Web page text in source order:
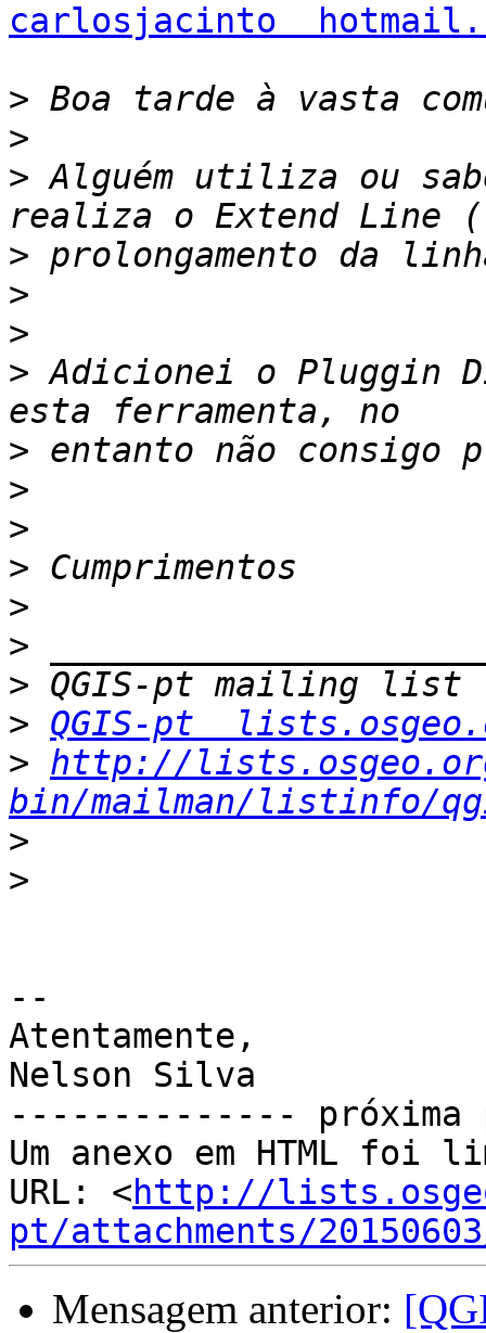
carlosjacinto
>
>
> Alguém utiliza ou
>
>
>
> Adicionei o Pluggin
>
>
>
>
>
>
>
> QGIS-pt
> http://
bin/mailman/listinfo/
>
>
--
Atentamente,
Nelson Silva
--------------
Um anexo em HTML foi
URL: <http://
pt/attachments/
Mensagem anterior: